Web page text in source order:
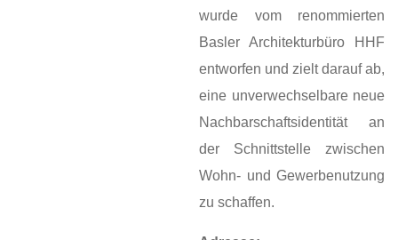
wurde vom renommierten
Basler Architekturbüro HHF
entworfen und zielt darauf ab,
eine unverwechselbare neue
Nachbarschaftsidentität an
der Schnittstelle zwischen
Wohn- und Gewerbenutzung
zu schaffen.